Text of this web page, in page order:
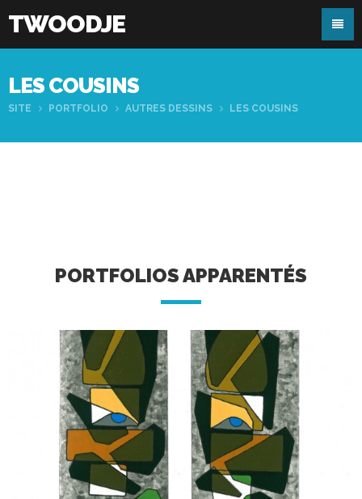
TWOODJE
LES COUSINS
SITE PORTFOLIO AUTRES DESSINS LES COUSINS
PORTFOLIOS APPARENTÉS